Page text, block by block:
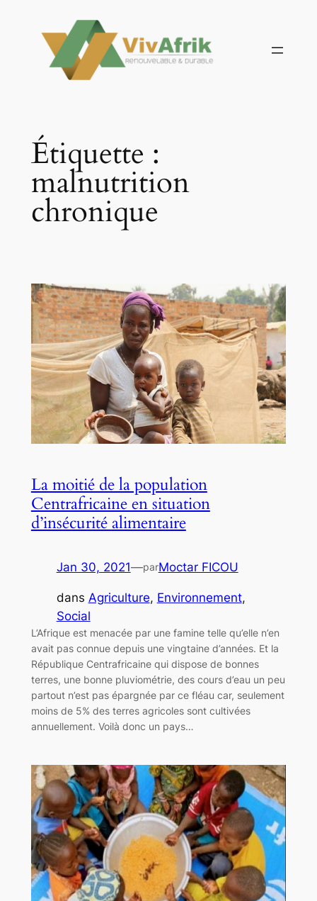
contenu
Étiquette :
malnutrition
chronique
La moitié de la population
Centrafricaine en situation
d’insécurité alimentaire
Jan 30, 2021—parMoctar FICOU
dans Agriculture, Environnement
Social
L’Afrique est menacée par une famine telle qu’elle n’en
avait pas connue depuis une vingtaine d’années. Et la
République Centrafricaine qui dispose de bonnes
terres, une bonne pluviométrie, des cours d’eau un peu
partout n’est pas épargnée par ce fléau car, seulement
moins de 5% des terres agricoles sont cultivées
annuellement. Voilà donc un pays…